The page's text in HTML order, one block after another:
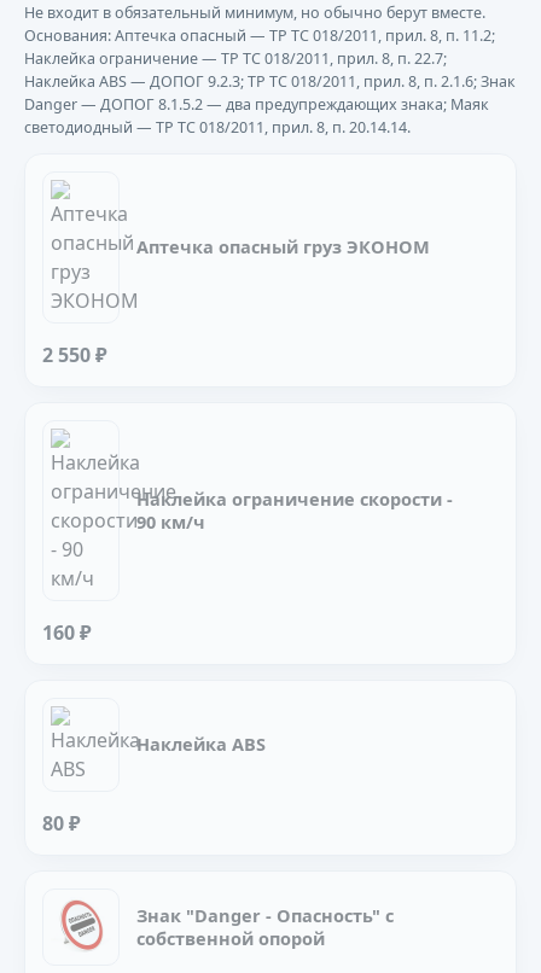
Не входит в обязательный минимум, но обычно берут вместе.
Основания: Аптечка опасный — ТР ТС 018/2011, прил. 8, п. 11.2;
Наклейка ограничение — ТР ТС 018/2011, прил. 8, п. 22.7;
Наклейка ABS — ДОПОГ 9.2.3; ТР ТС 018/2011, прил. 8, п. 2.1.6; Знак
Danger — ДОПОГ 8.1.5.2 — два предупреждающих знака; Маяк
светодиодный — ТР ТС 018/2011, прил. 8, п. 20.14.14.
Аптечка опасный груз ЭКОНОМ
2 550 ₽
Наклейка ограничение скорости -
90 км/ч
160 ₽
Наклейка ABS
80 ₽
Знак "Danger - Опасность" с
собственной опорой